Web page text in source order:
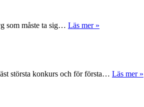
som måste ta sig… Läs mer »
största konkurs och för första… Läs mer »